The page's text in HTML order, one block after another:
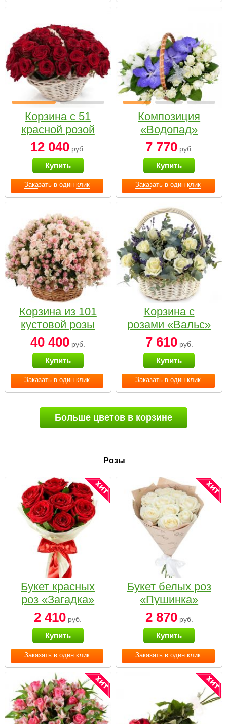
Заказать в один клик
Корзина с 51
красной розой
12 040 руб.
Купить
Заказать в один клик
Композиция
«Водопад»
7 770руб.
Купить
Заказать в один клик
Корзина из 101
кустовой розы
нежных тонов
40 400 руб.
Купить
Заказать в один клик
Корзина с
розами «Вальс»
7 610руб.
Купить
Больше цветов в корзине
Розы
Заказать в один клик
Букет красных
роз «Загадка»
2 410 руб.
Купить
Заказать в один клик
Букет белых роз
«Пушинка»
2 870руб.
Купить